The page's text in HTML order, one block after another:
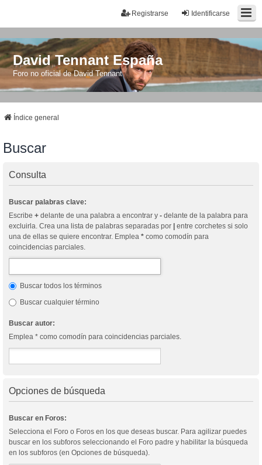
Identificarse
Registrarse
David Tennant España
Foro no oficial de David Tennant
Índice general
Buscar
Consulta
Buscar palabras clave:
Escribe + delante de una palabra a encontrar y - delante de la palabra para
excluirla. Crea una lista de palabras separadas por | entre corchetes si solo
una de ellas se quiere encontrar. Emplea * como comodín para
coincidencias parciales.
Buscar todos los términos
Buscar cualquier término
Buscar autor:
Emplea * como comodín para coincidencias parciales.
Opciones de búsqueda
Buscar en Foros:
Selecciona el Foro o Foros en los que deseas buscar. Para agilizar puedes
buscar en los subforos seleccionando el Foro padre y habilitar la búsqueda
en los subforos (en Opciones de búsqueda).